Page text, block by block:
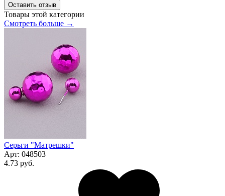
Оставить отзыв
Товары этой категории
Смотреть больше →
Серьги "Матрешки"
Арт: 048503
4.73 руб.